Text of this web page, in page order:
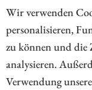
Wir verwenden
personalisieren,
zu können und die
analysieren.
Verwendung
für nachhaltige
ZUM KOMMENTAR